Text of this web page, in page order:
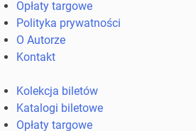
komunikacji
miejskiej
Opłaty targowe
Polityka prywatności
O Autorze
Kontakt
Kolekcja biletów
Katalogi biletowe
Opłaty targowe